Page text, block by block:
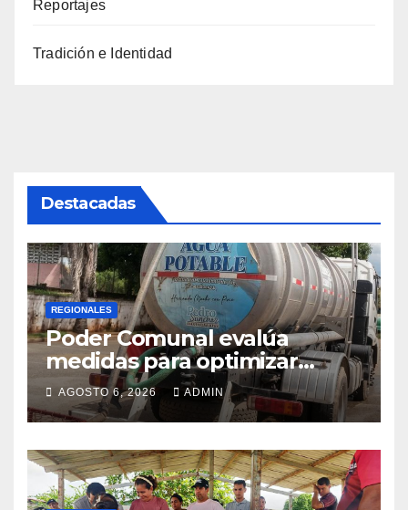
Reportajes
Tradición e Identidad
Destacadas
REGIONALES
Poder Comunal evalúa
medidas para optimizar
servicio de agua
AGOSTO 6, 2026 ADMIN